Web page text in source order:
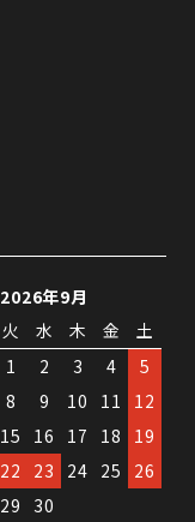
2026年9月
火 水 木 金
土
1
2 3 4
5
8 9 10 11
12
15 16 17 18
19
22 23 24 25
26
29 30